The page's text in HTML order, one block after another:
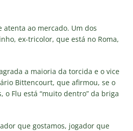
ao mercado. Um dos
ex-tricolor, que está no Roma,
a maioria da torcida e o vice
Bittencourt, que afirmou, se o
o Flu está “muito dentro” da briga
que gostamos, jogador que